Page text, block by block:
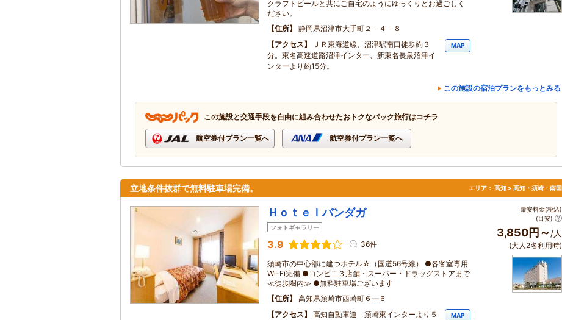
クラフトビールと共にご自宅のようにゆっくりとお過ごしく
ださい。
住所
静岡県沼津市大手町２－４－８
アクセス
ＪＲ東海道線、沼津駅南口徒歩約３
分。東名高速道路沼津インター、新東名長泉沼津イ
ンターより約15分。
MAP
この施設の宿泊プランをもっとみる
この施設と交通手段を自由に組み合わせたおトクなパック旅行はコチラ
航空券付プラン一覧へ 航空券付プラン一覧へ
立地条件抜群で無料駐車場完備。 エリア： 高知 > 高知・須崎・南国
Ｈｏｔｅｌバンダガ
フォトギャラリー
3.9 36件
須崎市の中心部に建つホテル☆（国道56号線） ●各客室専用
Wi-Fi完備 ●コンビニ３店舗・スーパー・ドラッグストアまで
≪徒歩圏内≫ ●無料駐車場ございます
住所
高知県須崎市西崎町６―６
アクセス
高知自動車道 須崎東インターより５
MAP
最安料金(税込)
(目安)
3,850円～/人
(大人2名利用時)